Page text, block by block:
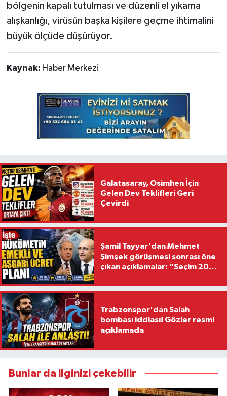
bölgenin kapalı tutulması ve düzenli el yıkama
alışkanlığı, virüsün başka kişilere geçme ihtimalini
büyük ölçüde düşürüyor.
Kaynak: Haber Merkezi
Galatasaray, Osimhen İçin
Gelen Dev Teklifleri Geri
Çevirdi
Şamil Tayyar'dan Mehmet
Şimşek görüşmesi sonrası öne
çıkan açıklamalar: “Seçim 2028
Trabzonspor'dan Salah
bombası iddiası! Gözler resmi
açıklamada
Bunlar da ilginizi çekebilir